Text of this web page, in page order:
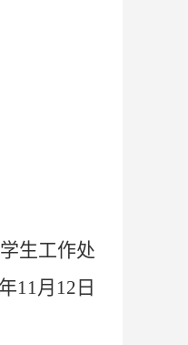
学生工作处
年11月 12 日